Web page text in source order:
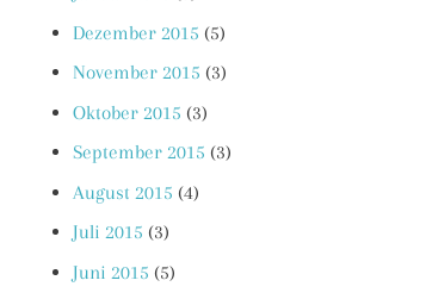
Dezember 2015 (5)
November 2015 (3)
Oktober 2015 (3)
September 2015 (3)
August 2015 (4)
Juli 2015 (3)
Juni 2015 (5)